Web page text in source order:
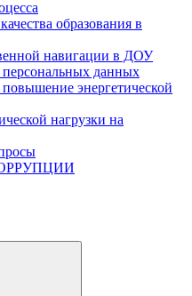
образования в
навигации в ДОУ
данных
энергетической
нагрузки на